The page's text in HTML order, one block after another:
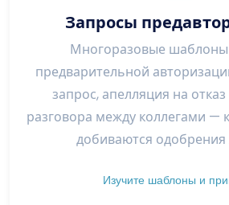
Запросы
Многоразовые шаблоны
предварительной
запрос, апелляция на
разговора между коллегами —
добиваются одобрения
Изучите шаблоны и